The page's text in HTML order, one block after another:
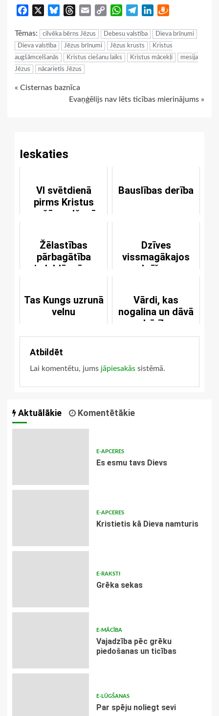
Facebook BlueskyThreads
Email
Copy
WhatsApp
TelegramLinkedIn
Tēmas: cilvēka bērns Jēzus Debesu valstība
Dieva brīnumi
Dieva valstība
Jēzus brīnumi Jēzus krusts
Kristus
augšāmcelšanās
Kristus ciešanu laiks Kristus mācekļi
mesija
Jēzus
nācarietis Jēzus
Continue
« Cisternas baznīca
Evaņģēlijs nav lēts ticības mierinājums »
Ieskaties
VI svētdienā
pirms Kristus
augšāmcelšanās
Bauslības derība
Žēlastības
pārbagātība
izdeldē mūsu
Dzīves
vissmagākajos
brīžos
Tas Kungs uzrunā
velnu
Vārdi, kas
nogalina un dāvā
dzīvību
Atbildēt
Lai komentētu, jums jāpiesakās sistēmā.
Aktuālākie Komentētākie
E-APCERES
Es esmu tavs Dievs
E-APCERES
Kristietis kā Dieva namturis
E-RAKSTI
Grēka sekas
E-MĀCĪBA
Vajadzība pēc grēku
piedošanas un ticības
E-LŪGŠANAS
Par spēju noliegt sevi